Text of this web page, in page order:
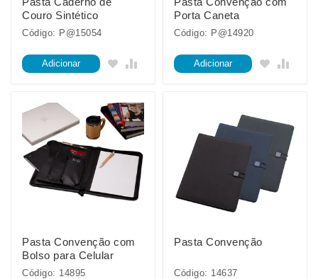
Couro Sintético
Código: P@15054
Adicionar
Porta Caneta
Código: P@14920
Adicionar
Pasta Convenção com
Bolso para Celular
Código: 14895
Pasta Convenção
Código: 14637